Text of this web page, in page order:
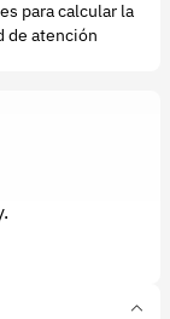
para calcular la
de atención